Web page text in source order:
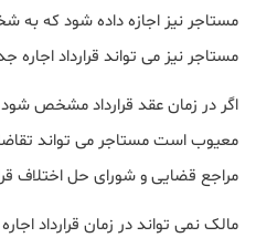
مستاجر نیز اجازه داده شود که به
مستاجر نیز می تواند قرارداد اجاره
اگر در زمان عقد قرارداد مشخص
معیوب است مستاجر می تواند
مراجع قضایی و شورای حل اختلاف
مالک نمی تواند در زمان قرارداد